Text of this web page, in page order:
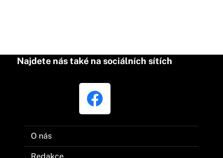
Najdete nás také na sociálních sítích
O nás